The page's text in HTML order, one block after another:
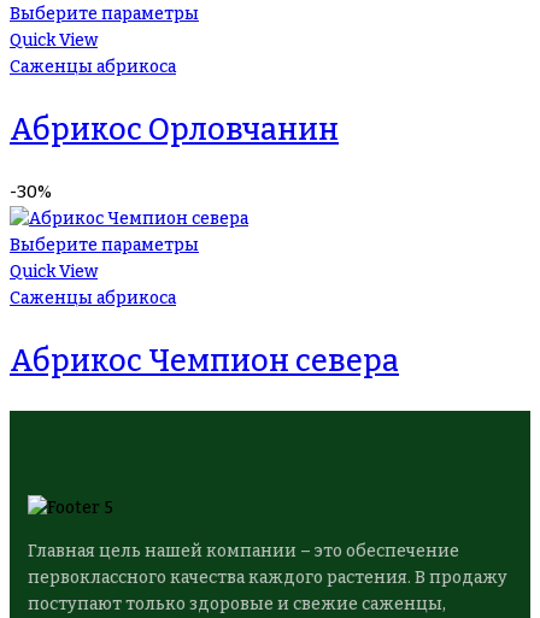
Выберите параметры
Quick View
Саженцы абрикоса
Абрикос Орловчанин
-30%
Выберите параметры
Quick View
Саженцы абрикоса
Абрикос Чемпион севера
Главная цель нашей компании – это обеспечение
первоклассного качества каждого растения. В продажу
поступают только здоровые и свежие саженцы,